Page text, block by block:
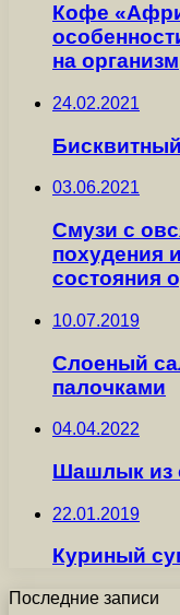
Кофе
на организм
24.02.2021
03.06.2021
Смузи с
похудения
состояния
10.07.2019
Слоеный
палочками
04.04.2022
Шашлык из
22.01.2019
Куриный
Последние записи